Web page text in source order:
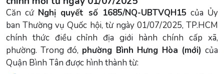
Căn cứ Nghị quyết số 1685/NQ-UBTVQH15 của Ủy
ban Thường vụ Quốc hội, từ ngày 01/07/2025, TP.HCM
chính thức điều chỉnh địa giới hành chính cấp xã,
phường. Trong đó, phường Bình Hưng Hòa (mới) của
Quận Bình Tân được hình thành từ: